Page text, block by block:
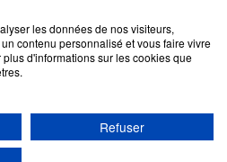
NOTRE BLOG
© 2010-2026 / Agymat SARL
les données de nos visiteurs,
contenu personnalisé et vous faire vivre
d'informations sur les cookies que
Refuser